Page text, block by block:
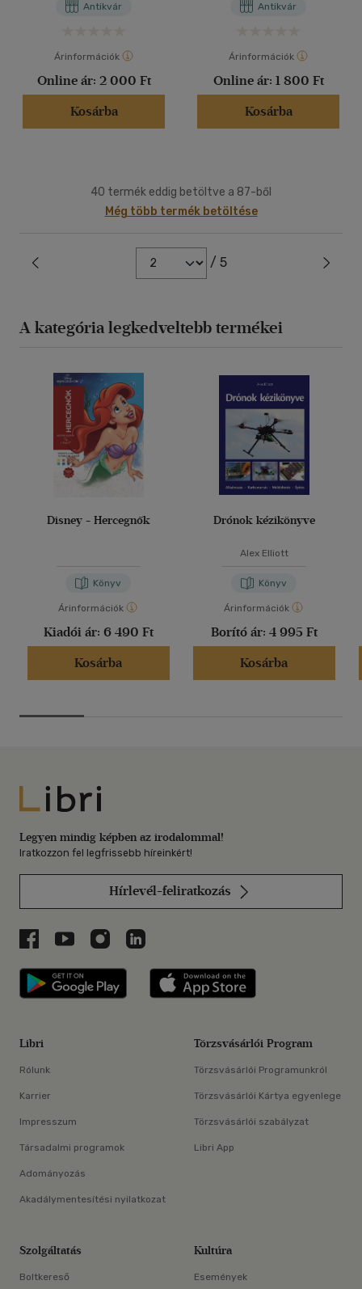
Antikvár
Árinformációk
Online ár: 2 000 Ft
Kosárba
Antikvár
Árinformációk
Online ár: 1 800 Ft
Kosárba
40 termék eddig betöltve a 87-ből
Még több termék betöltése
/ 5
A kategória legkedveltebb termékei
Disney - Hercegnők
Könyv
Árinformációk
Kiadói ár: 6 490 Ft
Kosárba
Drónok kézikönyve
Alex Elliott
Könyv
Árinformációk
Borító ár: 4 995 Ft
Kosárba
Libri
Legyen mindig képben az irodalommal!
Iratkozzon fel legfrissebb híreinkért!
Hírlevél-feliratkozás
Libri a Facebookon
Libri a Youtube-on
Libri az Instagramon
Libri a LinkedInen
Libri applikáció Szerezd meg: Google
Libri
Rólunk
Karrier
Impresszum
Társadalmi programok
Adományozás
Akadálymentesítési nyilatkozat
Törzsvásárlói Program
Törzsvásárlói Programunkról
Törzsvásárlói Kártya egyenlege
Törzsvásárlói szabályzat
Libri App
Szolgáltatás
Boltkereső
Kultúra
Események